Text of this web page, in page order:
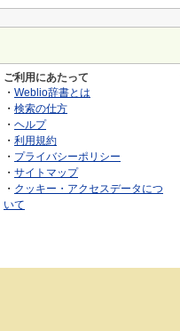
ご利用にあたって
・ Weblio辞書とは
・ 検索の仕方
・ ヘルプ
・ 利用規約
・ プライバシーポリシー
・ サイトマップ
・ クッキー・アクセスデータにつ
いて